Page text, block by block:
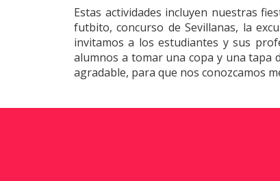
Estas actividades incluyen nuestras
futbito, concurso de Sevillanas, la
invitamos a los estudiantes y sus
alumnos a tomar una copa y una tapa
agradable, para que nos conozcamos